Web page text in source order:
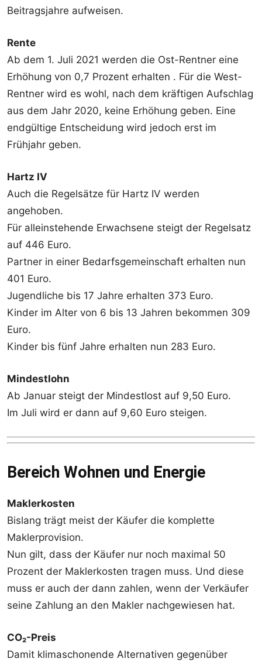
Beitragsjahre aufweisen.
Rente
Ab dem 1. Juli 2021 werden die Ost-Rentner eine
Erhöhung von 0,7 Prozent erhalten . Für die West-
Rentner wird es wohl, nach dem kräftigen Aufschlag
aus dem Jahr 2020, keine Erhöhung geben. Eine
endgültige Entscheidung wird jedoch erst im
Frühjahr geben.
Hartz IV
Auch die Regelsätze für Hartz IV werden
angehoben.
Für alleinstehende Erwachsene steigt der Regelsatz
auf 446 Euro.
Partner in einer Bedarfsgemeinschaft erhalten nun
401 Euro.
Jugendliche bis 17 Jahre erhalten 373 Euro.
Kinder im Alter von 6 bis 13 Jahren bekommen 309
Euro.
Kinder bis fünf Jahre erhalten nun 283 Euro.
Mindestlohn
Ab Januar steigt der Mindestlost auf 9,50 Euro.
Im Juli wird er dann auf 9,60 Euro steigen.
Bereich Wohnen und Energie
Maklerkosten
Bislang trägt meist der Käufer die komplette
Maklerprovision.
Nun gilt, dass der Käufer nur noch maximal 50
Prozent der Maklerkosten tragen muss. Und diese
muss er auch der dann zahlen, wenn der Verkäufer
seine Zahlung an den Makler nachgewiesen hat.
CO₂-Preis
Damit klimaschonende Alternativen gegenüber